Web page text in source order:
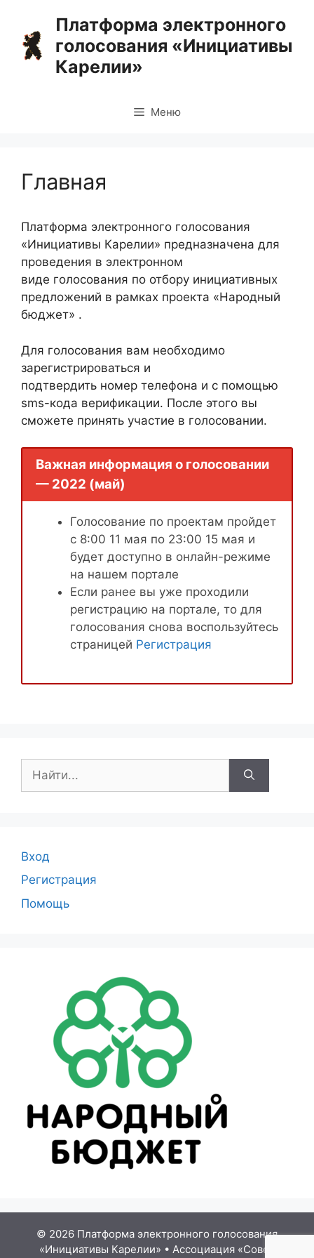
содержимому
Платформа электронного
голосования «Инициативы
Карелии»
Меню
Главная
Платформа электронного голосования
«Инициативы Карелии» предназначена для
проведения в электронном
виде голосования по отбору инициативных
предложений в рамках проекта «Народный
бюджет» .
Для голосования вам необходимо
зарегистрироваться и
подтвердить номер телефона и с помощью
sms-кода верификации. После этого вы
сможете принять участие в голосовании.
Важная информация о голосовании
— 2022 (май)
Голосование по проектам пройдет
с 8:00 11 мая по 23:00 15 мая и
будет доступно в онлайн-режиме
на нашем портале
Если ранее вы уже проходили
регистрацию на портале, то для
голосования снова воспользуйтесь
страницей Регистрация
Вход
Регистрация
Помощь
© 2026 Платформа электронного голосования
«Инициативы Карелии» • Ассоциация «Совет